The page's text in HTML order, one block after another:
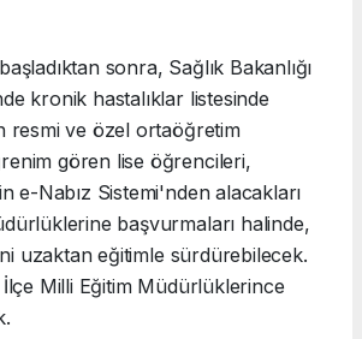
sonra, Sağlık Bakanlığı
kronik hastalıklar listesinde
resmi ve özel ortaöğretim
gören lise öğrencileri,
e-Nabız Sistemi'nden alacakları
başvurmaları halinde,
uzaktan eğitimle sürdürebilecek.
Milli Eğitim Müdürlüklerince